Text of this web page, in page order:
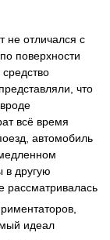
не отличался с
поверхности
что
всё время
автомобиль
в другую
рассматривалась
идеал